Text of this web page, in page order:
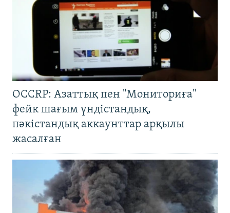
OCCRP: Азаттық пен "Мониториға"
фейк шағым үндістандық,
пәкістандық аккаунттар арқылы
жасалған